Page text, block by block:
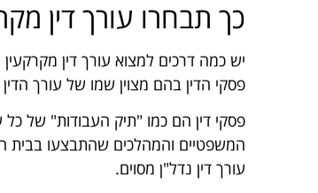
כך תבחרו עורך דין
יש כמה דרכים למצוא עורך דין
פסקי הדין בהם מצוין שמו של עורך
פסקי דין הם כמו "תיק העבודות" של כל
המשפטיים והמהלכים שהתבצעו בבית
עורך דין נדל"ן מסוים.